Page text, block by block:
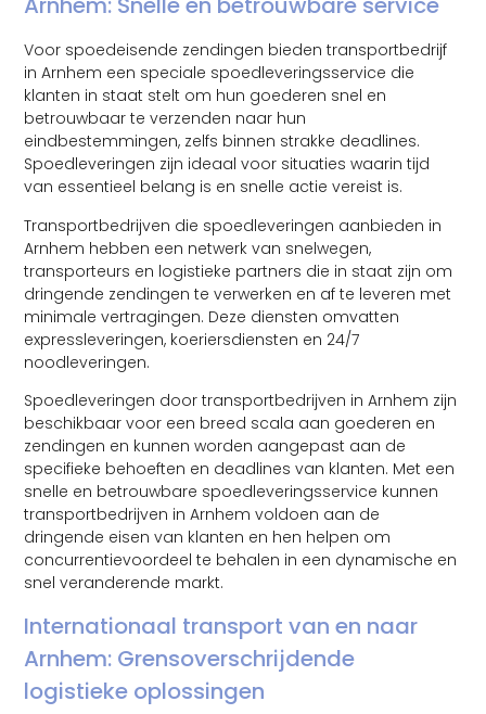
Voor spoedeisende zendingen bieden transportbedrijf
in Arnhem een speciale spoedleveringsservice die
klanten in staat stelt om hun goederen snel en
betrouwbaar te verzenden naar hun
eindbestemmingen, zelfs binnen strakke deadlines.
Spoedleveringen zijn ideaal voor situaties waarin tijd
van essentieel belang is en snelle actie vereist is.
Transportbedrijven die spoedleveringen aanbieden in
Arnhem hebben een netwerk van snelwegen,
transporteurs en logistieke partners die in staat zijn om
dringende zendingen te verwerken en af te leveren met
minimale vertragingen. Deze diensten omvatten
expressleveringen, koeriersdiensten en 24/7
noodleveringen.
Spoedleveringen door transportbedrijven in Arnhem zijn
beschikbaar voor een breed scala aan goederen en
zendingen en kunnen worden aangepast aan de
specifieke behoeften en deadlines van klanten. Met een
snelle en betrouwbare spoedleveringsservice kunnen
transportbedrijven in Arnhem voldoen aan de
dringende eisen van klanten en hen helpen om
concurrentievoordeel te behalen in een dynamische en
snel veranderende markt.
Internationaal transport van en naar
Arnhem: Grensoverschrijdende
logistieke oplossingen